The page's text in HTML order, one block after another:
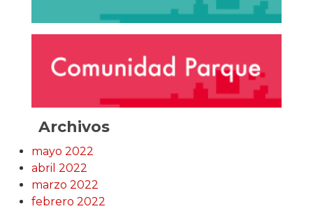
Archivos
mayo 2022
abril 2022
marzo 2022
febrero 2022